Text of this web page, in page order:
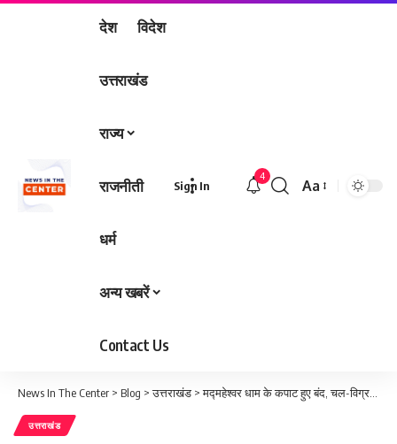
देश विदेश
उत्तराखंड
राज्य
राजनीती
धर्म
अन्य खबरें
Contact Us
Sign In
4
Font
Aa
News In The Center > Blog >उत्तराखंड >मद्महेश्वर धाम के कपाट हुए बंद, चल-विग्रह डोली उखीमठ रवाना; 18 हजार श्रद्धालुओं ने किए दर्शन
उत्तराखंड